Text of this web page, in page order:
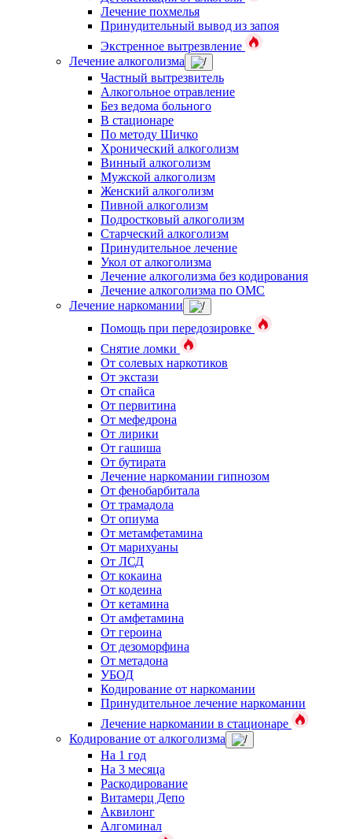
Лечение похмелья
Принудительный вывод из запоя
Экстренное вытрезвление
Лечение алкоголизма
Частный вытрезвитель
Алкогольное отравление
Без ведома больного
В стационаре
По методу Шичко
Хронический алкоголизм
Винный алкоголизм
Мужской алкоголизм
Женский алкоголизм
Пивной алкоголизм
Подростковый алкоголизм
Старческий алкоголизм
Принудительное лечение
Укол от алкоголизма
Лечение алкоголизма без кодирования
Лечение алкоголизма по ОМС
Лечение наркомании
Помощь при передозировке
Снятие ломки
От солевых наркотиков
От экстази
От спайса
От первитина
От мефедрона
От лирики
От гашиша
От бутирата
Лечение наркомании гипнозом
От фенобарбитала
От трамадола
От опиума
От метамфетамина
От марихуаны
От ЛСД
От кокаина
От кодеина
От кетамина
От амфетамина
От героина
От дезоморфина
От метадона
УБОД
Кодирование от наркомании
Принудительное лечение наркомании
Лечение наркомании в стационаре
Кодирование от алкоголизма
На 1 год
На 3 месяца
Раскодирование
Витамерц Депо
Аквилонг
Алгоминал